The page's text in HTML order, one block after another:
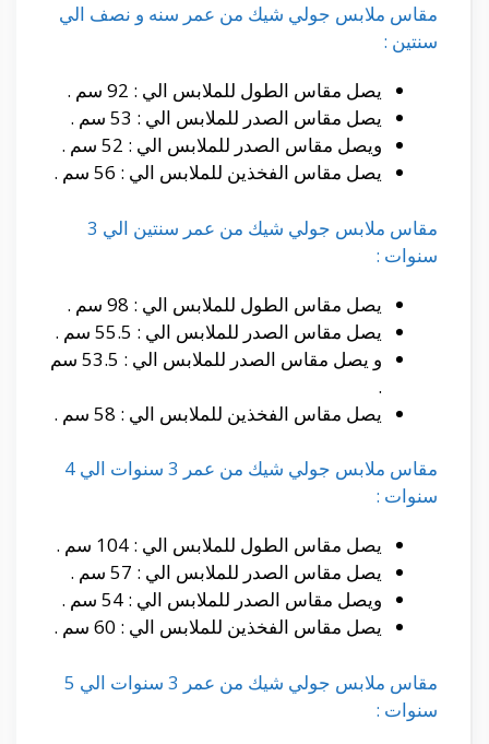
مقاس ملابس جولي شيك من عمر سنه و نصف الي
سنتين :
يصل مقاس الطول للملابس الي : 92 سم .
يصل مقاس الصدر للملابس الي : 53 سم .
ويصل مقاس الصدر للملابس الي : 52 سم .
يصل مقاس الفخذين للملابس الي : 56 سم .
مقاس ملابس جولي شيك من عمر سنتين الي 3
سنوات :
يصل مقاس الطول للملابس الي : 98 سم .
يصل مقاس الصدر للملابس الي : 55.5 سم .
و يصل مقاس الصدر للملابس الي : 53.5 سم
.
يصل مقاس الفخذين للملابس الي : 58 سم .
مقاس ملابس جولي شيك من عمر 3 سنوات الي 4
سنوات :
يصل مقاس الطول للملابس الي : 104 سم .
يصل مقاس الصدر للملابس الي : 57 سم .
ويصل مقاس الصدر للملابس الي : 54 سم .
يصل مقاس الفخذين للملابس الي : 60 سم .
مقاس ملابس جولي شيك من عمر 3 سنوات الي 5
سنوات :